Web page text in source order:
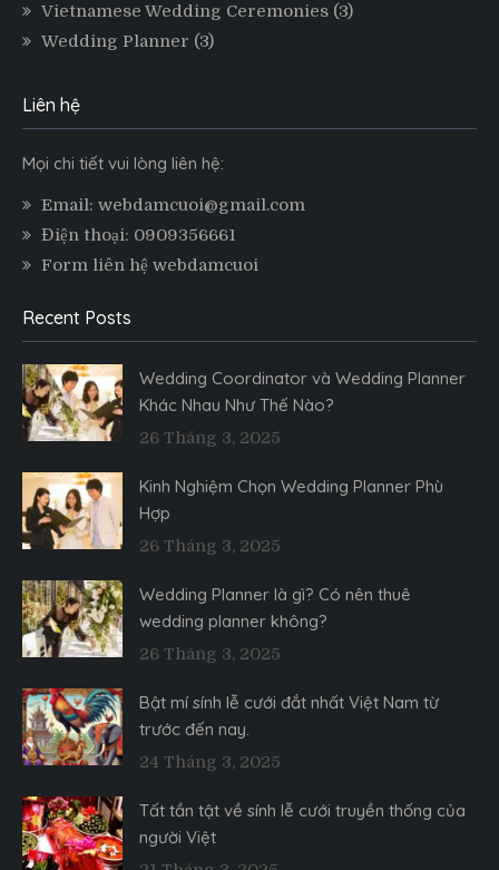
Vietnamese Wedding Ceremonies (3)
Wedding Planner (3)
Liên hệ
Mọi chi tiết vui lòng liên hệ:
Email: webdamcuoi@gmail.com
Điện thoại: 0909356661
Form liên hệ webdamcuoi
Recent Posts
Wedding Coordinator và Wedding Planner
Khác Nhau Như Thế Nào?
26 Tháng 3, 2025
Kinh Nghiệm Chọn Wedding Planner Phù
Hợp
26 Tháng 3, 2025
Wedding Planner là gì? Có nên thuê
wedding planner không?
26 Tháng 3, 2025
Bật mí sính lễ cưới đắt nhất Việt Nam từ
trước đến nay.
24 Tháng 3, 2025
Tất tần tật về sính lễ cưới truyền thống của
người Việt